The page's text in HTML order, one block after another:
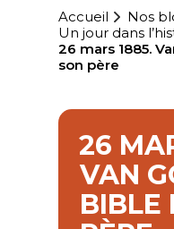
Accueil
Nos
Un jour dans
26 mars 1885.
son père
26
VAN
BIBLE